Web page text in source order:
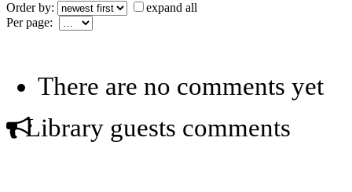
Order by:
expand all
Per page:
There are no comments yet
Library guests comments